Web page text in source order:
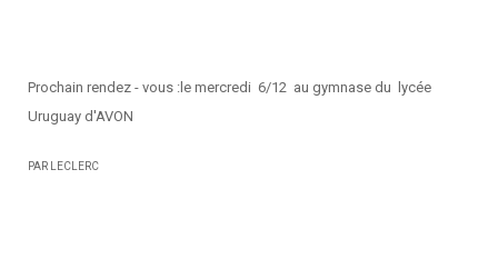
Prochain rendez - vous :le mercredi 6/12 au gymnase du lycée
Uruguay d'AVON
PAR LECLERC